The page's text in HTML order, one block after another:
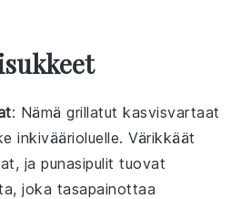
: Nämägrillatut kasvisvartaat
inkiväärioluelle. Värikkäät
, japunasipulit tuovat
joka tasapainottaa